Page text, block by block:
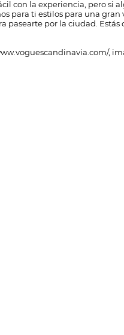
con la experiencia, pero si
para ti estilos para una
pasearte por la ciudad.
,